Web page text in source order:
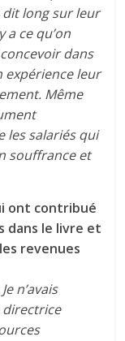
dit long sur leur
a ce qu’on
dans
expérience leur
Même
les salariés qui
souffrance et
ont contribué
dans le livre et
revenues
n’avais
directrice